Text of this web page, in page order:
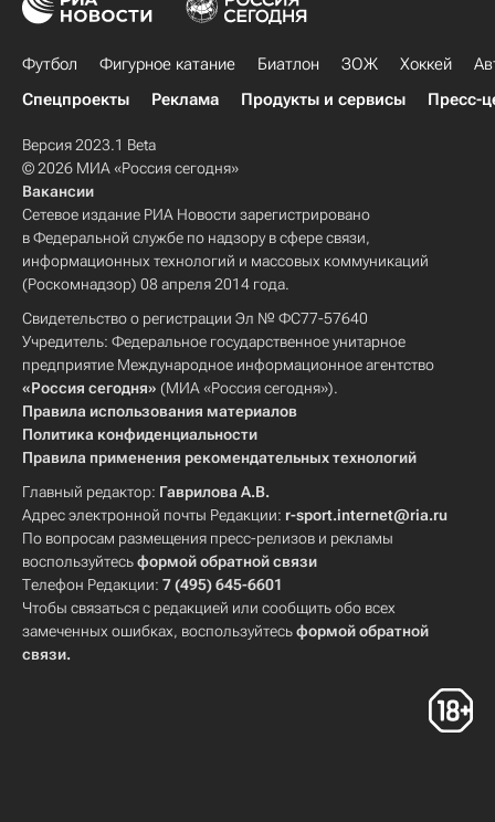
Футбол Фигурное катание Биатлон ЗОЖ Хоккей
Спецпроекты
Реклама Продукты и сервисы Пресс-
Версия 2023.1 Beta
© 2026 МИА «Россия сегодня»
Вакансии
Сетевое издание РИА Новости зарегистрировано
в Федеральной службе по надзору в сфере связи,
информационных технологий и массовых коммуникаций
(Роскомнадзор) 08 апреля 2014 года.
Свидетельство о регистрации Эл № ФС77-57640
Учредитель: Федеральное государственное унитарное
предприятие Международное информационное агентство
«Россия сегодня» (МИА «Россия сегодня»).
Правила использования материалов
Политика конфиденциальности
Правила применения рекомендательных технологий
Главный редактор: Гаврилова А.В.
Адрес электронной почты Редакции: r-sport.internet@ria.ru
По вопросам размещения пресс-релизов и рекламы
воспользуйтесьформой обратной связи
Телефон Редакции: 7 (495) 645-6601
Чтобы связаться с редакцией или сообщить обо всех
замеченных ошибках, воспользуйтесьформой обратной
связи.